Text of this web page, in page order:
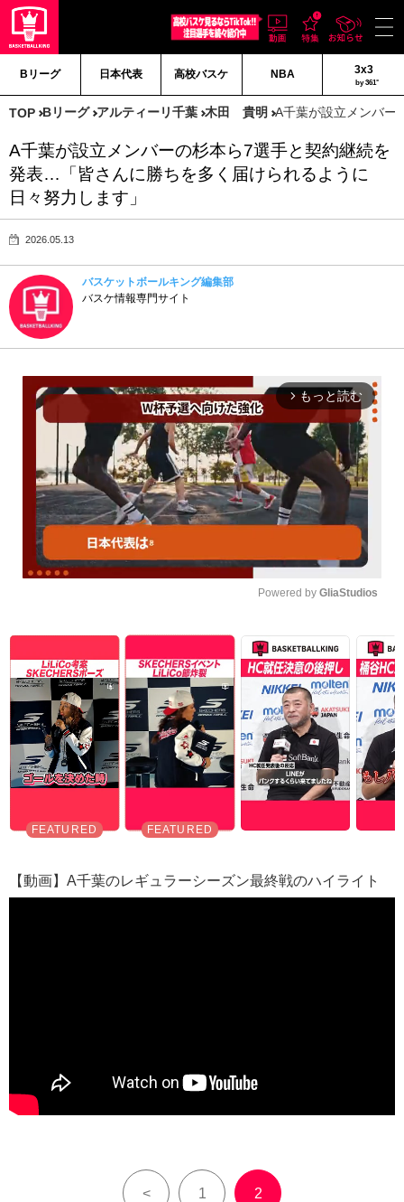
Bリーグ 日本代表 高校バスケ NBA 3x3
by 361°
TOP Bリーグ アルティーリ千葉 木田 貴明 A千葉が設立メンバー
A千葉が設立メンバーの杉本ら7選手と契約継続を
発表…「皆さんに勝ちを多く届けられるように
日々努力します」
2026.05.13
バスケットボールキング編集部
バスケ情報専門サイト
arrow_forward_ios もっと読む
Powered by GliaStudios
【動画】A千葉のレギュラーシーズン最終戦のハイライト
< 1 2